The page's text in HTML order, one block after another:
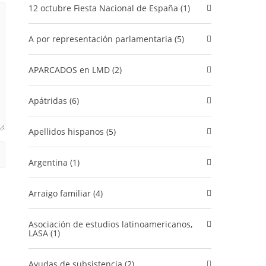
12 octubre Fiesta Nacional de España (1)
A por representación parlamentaria (5)
APARCADOS en LMD (2)
Apátridas (6)
Apellidos hispanos (5)
Argentina (1)
Arraigo familiar (4)
Asociación de estudios latinoamericanos,
LASA (1)